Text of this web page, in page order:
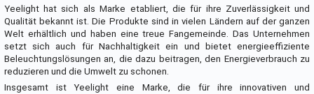
Yeelight hat sich als Marke etabliert, die für ihre Zuverlässigkeit und
Qualität bekannt ist. Die Produkte sind in vielen Ländern auf der ganzen
Welt erhältlich und haben eine treue Fangemeinde. Das Unternehmen
setzt sich auch für Nachhaltigkeit ein und bietet energieeffiziente
Beleuchtungslösungen an, die dazu beitragen, den Energieverbrauch zu
reduzieren und die Umwelt zu schonen.
Insgesamt ist Yeelight eine Marke, die für ihre innovativen und